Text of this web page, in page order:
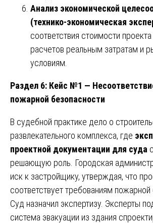
Анализ экономической
(технико-экономическая
соответствия стоимости
расчетов реальным затратам и
условиям.
Раздел 6: Кейс №1 —
пожарной безопасности
В судебной практике дело о
развлекательного комплекса, где
проектной документации для суда
решающую роль. Городская
иск к застройщику, утверждая, что
соответствует требованиям пожарной
Суд назначил экспертизу. Эксперты
система эвакуации из здания